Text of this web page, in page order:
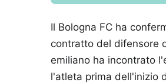
Il Bologna FC ha
contratto del difensore
emiliano ha incontrato
l'atleta prima dell'inizio